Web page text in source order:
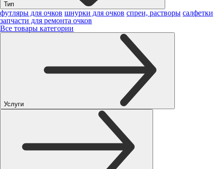
Тип
футляры для очков шнурки для очков спреи, растворы салфетки
запчасти для ремонта очков
Все товары категории
Услуги